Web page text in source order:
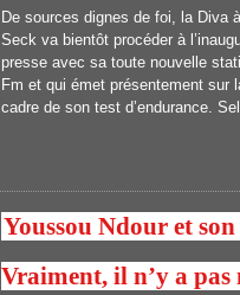
De sources dignes de foi, la Diva
Seck va bientôt procéder à
presse avec sa toute nouvelle
Fm et qui émet présentement sur
cadre de son test d’endurance.
Youssou Ndour et
Vraiment, il n’y a pas